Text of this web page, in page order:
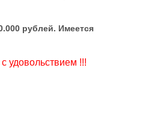
рублей. Имеется
удовольствием !!!